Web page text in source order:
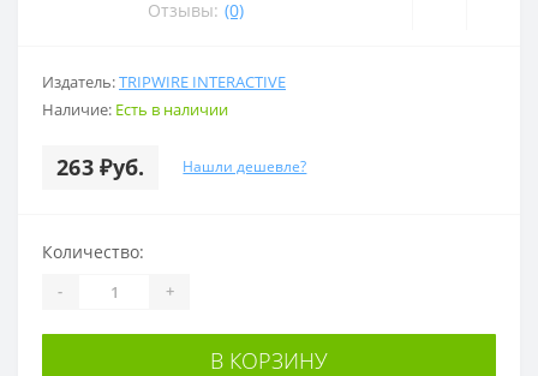
Отзывы: (0)
Издатель:TRIPWIRE INTERACTIVE
Наличие: Есть в наличии
263 ₽уб. Нашли дешевле?
Количество:
- +
В КОРЗИНУ